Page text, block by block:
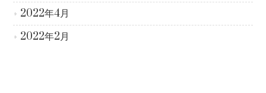
2022年4月
2022年2月